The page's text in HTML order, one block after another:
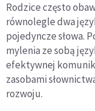
Rodzice często
równolegle dwa
pojedyncze słowa.
mylenia ze sobą
efektywnej
zasobami
rozwoju.